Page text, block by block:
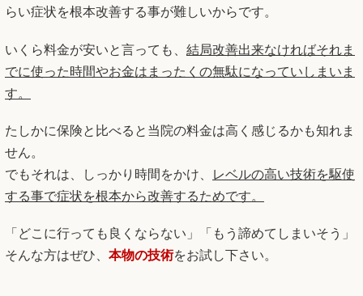
らい症状を根本改善する事が難しいからです。
いくら料金が安いと言っても、 結局改善出来なければそれま
でに使った時間やお金はまったくの無駄になっていしまいま
す。
たしかに保険と比べると当院の料金は高く感じるかも知れま
せん。
でもそれは、しっかり時間をかけ、
レベルの高い技術を駆使
する事で症状を根本から改善するためです。
「どこに行っても良くならない」「もう諦めてしまいそう」
そんな方はぜひ、 本物の技術をお試し下さい。